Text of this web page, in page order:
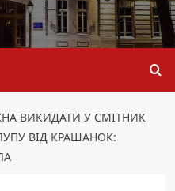
ВИКИДАТИ У СМІТНИК
ВІД КРАШАНОК: